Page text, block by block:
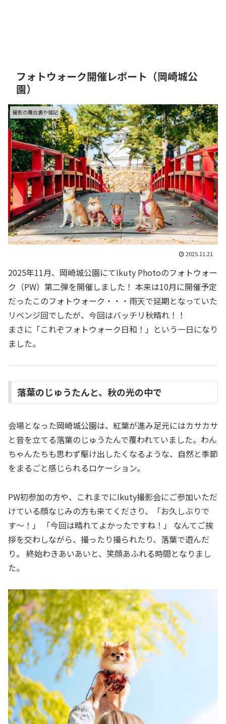
フォトウォーク開催レポート（岡崎城公
園）
撮影の舞台裏や雑記
2025.11.21
2025年11月、岡崎城公園にてIkuty Photoのフォトウォー
ク（PW）第二弾を開催しました！ 本来は10月に開催予定
だったこのフォトウォーク・・・雨天で延期となっていた
リベンジ回でしたが、今回はバッチリ秋晴れ！！
まさに「これぞフォトウォーク日和！」という一日になり
ました。
落葉のじゅうたんと、秋の光の中で
会場となった岡崎城公園は、紅葉が進み足元にはカサカサ
と音を立てる落葉のじゅうたんで覆われていました。わん
ちゃんたちも思わず駆け出したくなるような、自然と季節
をまるごと感じられるロケーション。
PW初参加の方や、これまでにIkuty撮影会にご参加いただ
けている顔なじみの方も来てくださり、「お久しぶりで
す〜！」 「今回は晴れてよかったですね！」 なんてご挨
拶を交わしながら、撮ったり撮られたり、落葉で遊んだ
り。 終始わきあいあいと、笑顔あふれる時間となりまし
た。